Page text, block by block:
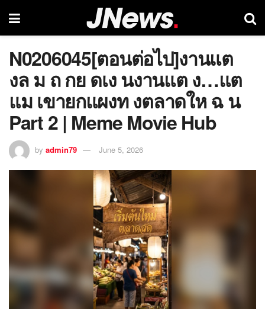
N0206045[ตอนต่อไป]งานแต
งล ม ถ กย ดเง นงานแต ง…แต
แม เขายกแผงท งตลาดให ฉ น
Part 2 | Meme Movie Hub
by admin79 June 5, 2026